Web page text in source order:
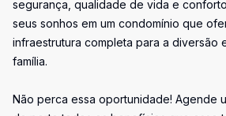
segurança, qualidade de vida e
seus sonhos em um condomínio que
infraestrutura completa para a diversão
família.
Não perca essa oportunidade! Agende